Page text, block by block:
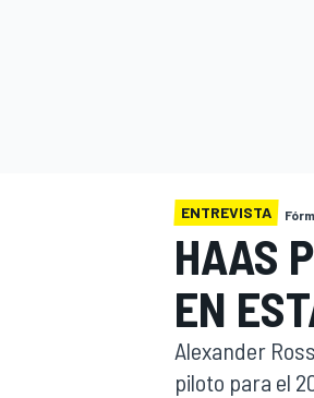
ENTREVISTA
HAAS
EN
Alexander
piloto para el